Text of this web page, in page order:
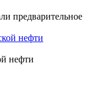
предварительное
нефти